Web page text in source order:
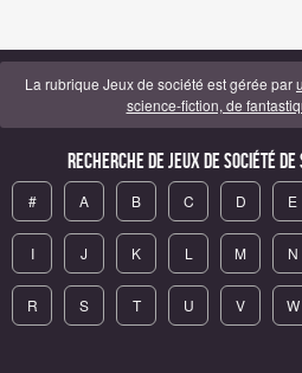
La rubrique Jeux de société est gérée par
science-fiction, de
Recherche de Jeux de société
# A B C D E
I J K L M N
R S T U V W